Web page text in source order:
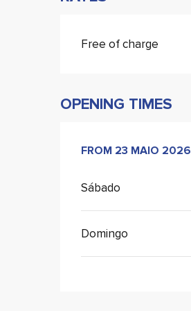
Free of charge
OPENING TIMES
FROM 23 MAIO 2026
FROM 23 MAIO 2026
Sábado
Domingo